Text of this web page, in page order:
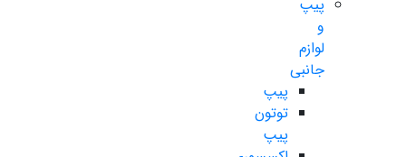
پیپ
و
لوازم
جانبی
پیپ
توتون
پیپ